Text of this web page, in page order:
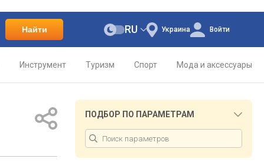
Найти Украина
RU Войти
Инструмент Туризм Спорт Мода и аксессуары
ПОДБОР ПО ПАРАМЕТРАМ